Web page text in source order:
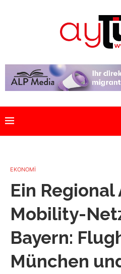
EKONOMİ
Ein Regional
Mobility-
Bayern:
München